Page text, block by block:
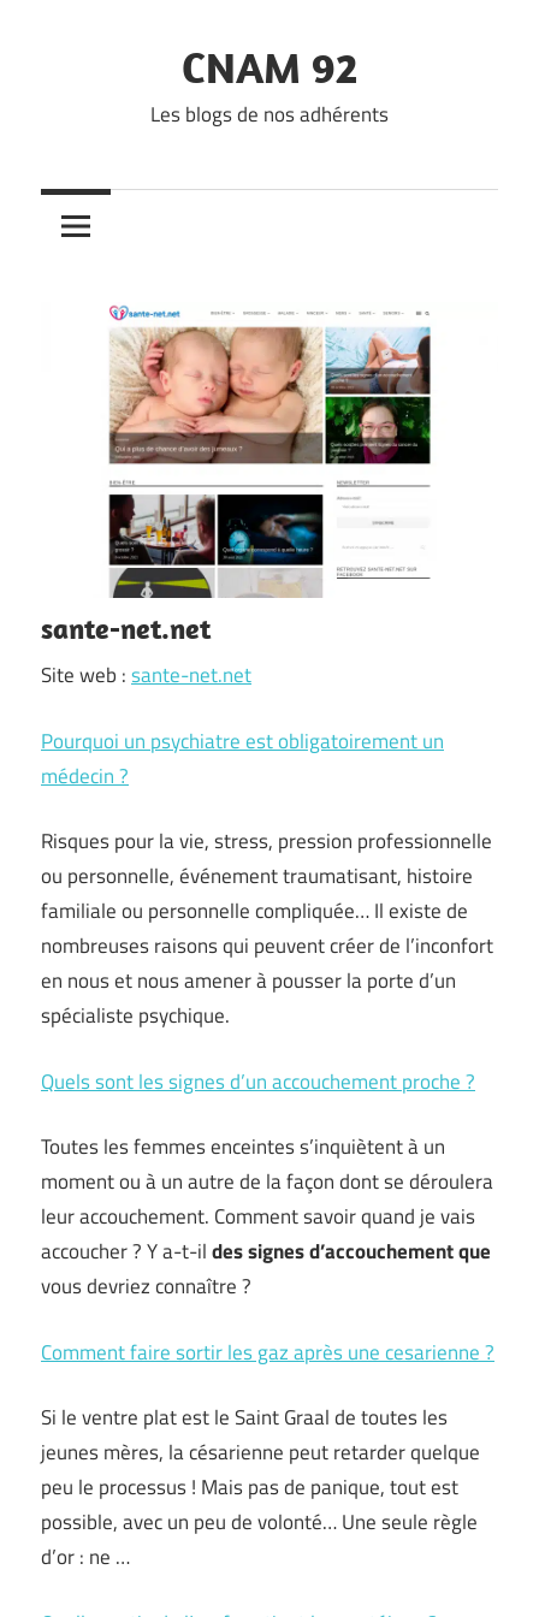
CNAM 92
Les blogs de nos adhérents
sante-net.net
Site web :sante-net.net
Pourquoi un psychiatre est obligatoirement un
médecin ?
Risques pour la vie, stress, pression professionnelle
ou personnelle, événement traumatisant, histoire
familiale ou personnelle compliquée… Il existe de
nombreuses raisons qui peuvent créer de l’inconfort
en nous et nous amener à pousser la porte d’un
spécialiste psychique.
Quels sont les signes d’un accouchement proche ?
Toutes les femmes enceintes s’inquiètent à un
moment ou à un autre de la façon dont se déroulera
leur accouchement. Comment savoir quand je vais
accoucher ? Y a-t-ildes signes d’accouchement que
vous devriez connaître ?
Comment faire sortir les gaz après une cesarienne ?
Si le ventre plat est le Saint Graal de toutes les
jeunes mères, la césarienne peut retarder quelque
peu le processus ! Mais pas de panique, tout est
possible, avec un peu de volonté… Une seule règle
d’or : ne …